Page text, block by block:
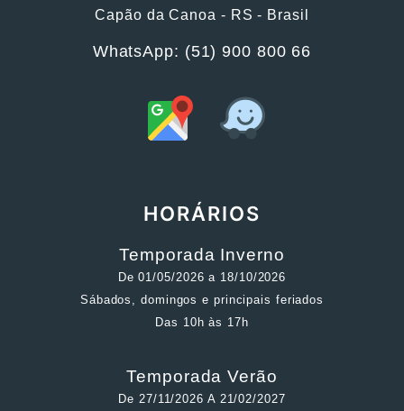
Capão da Canoa - RS - Brasil
WhatsApp: (51) 900 800 66
HORÁRIOS
Temporada Inverno
De 01/05/2026 a 18/10/2026
Sábados, domingos e principais feriados
Das 10h às 17h
Temporada Verão
De 27/11/2026 A 21/02/2027